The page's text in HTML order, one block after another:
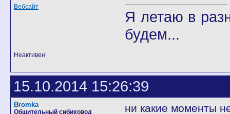
Вебсайт
Я летаю в
будем...
Неактивен
15.10.2014 15:26:39
Bromka
Общительный сибиховод ни какие моменты